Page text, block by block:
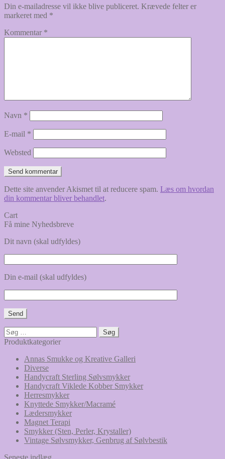
Din e-mailadresse vil ikke blive publiceret. Krævede felter er
markeret med *
Kommentar *
Navn *
E-mail *
Websted
Dette site anvender Akismet til at reducere spam. Læs om hvordan
din kommentar bliver behandlet.
Cart
Få mine Nyhedsbreve
Dit navn (skal udfyldes)
Din e-mail (skal udfyldes)
Søg
efter:
Produktkategorier
Annas Smukke og Kreative Galleri
Diverse
Handycraft Sterling Sølvsmykker
Handycraft Viklede Kobber Smykker
Herresmykker
Knyttede Smykker/Macramé
Lædersmykker
Magnet Terapi
Smykker (Sten, Perler, Krystaller)
Vintage Sølvsmykker, Genbrug af Sølvbestik
Seneste indlæg